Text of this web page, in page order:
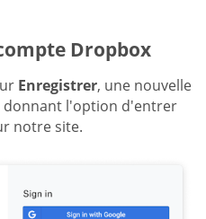
Dropbox
Enregistrer, une nouvelle
donnant l'option d'entrer
notre site.